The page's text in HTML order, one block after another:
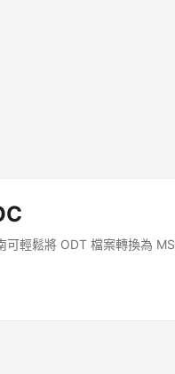
可輕鬆將 ODT 檔案轉換為 MS